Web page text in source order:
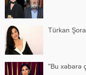
Türkan
"Bu xəbərə